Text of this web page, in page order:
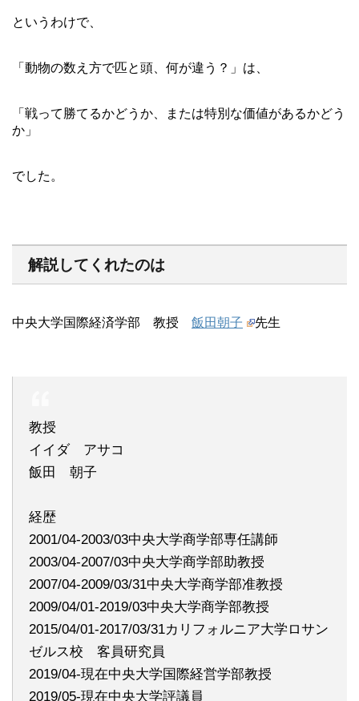
というわけで、
「動物の数え方で匹と頭、何が違う？」は、
「戦って勝てるかどうか、または特別な価値があるかどう
か」
でした。
解説してくれたのは
中央大学国際経済学部 教授 飯田朝子 先生
教授
イイダ アサコ
飯田 朝子
経歴
2001/04-2003/03中央大学商学部専任講師
2003/04-2007/03中央大学商学部助教授
2007/04-2009/03/31中央大学商学部准教授
2009/04/01-2019/03中央大学商学部教授
2015/04/01-2017/03/31カリフォルニア大学ロサン
ゼルス校 客員研究員
2019/04-現在中央大学国際経営学部教授
2019/05-現在中央大学評議員